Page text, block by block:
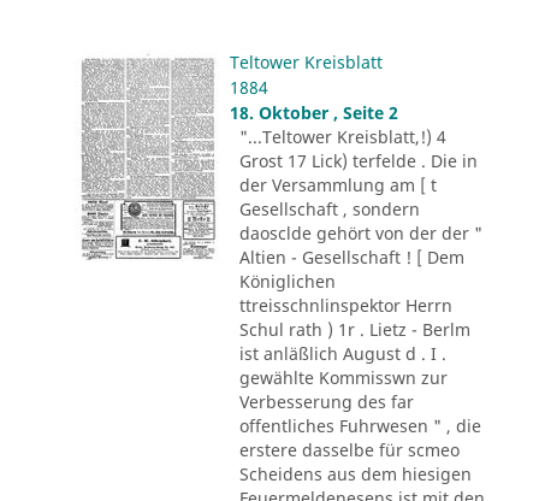
Teltower Kreisblatt
1884
18. Oktober , Seite 2
"...Teltower Kreisblatt,!) 4
Grost 17 Lick) terfelde . Die in
der Versammlung am [ t
Gesellschaft , sondern
daosclde gehört von der der "
Altien - Gesellschaft ! [ Dem
Königlichen
ttreisschnlinspektor Herrn
Schul rath ) 1r . Lietz - Berlm
ist anläßlich August d . I .
gewählte Kommisswn zur
Verbesserung des far
offentliches Fuhrwesen " , die
erstere dasselbe für scmeo
Scheidens aus dem hiesigen